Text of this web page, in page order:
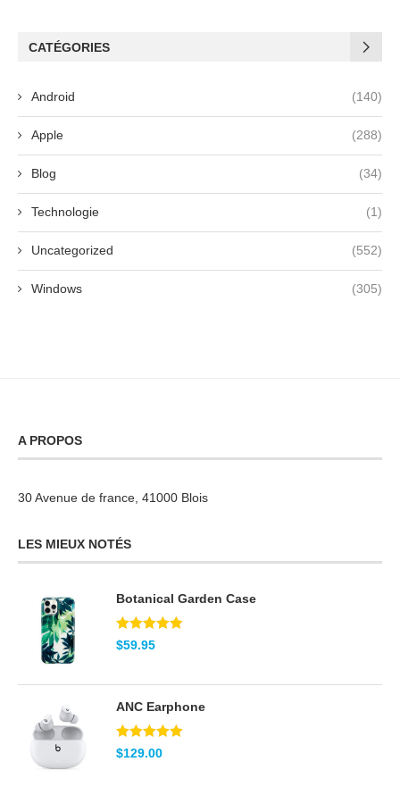
CATÉGORIES
Android (140)
Apple (288)
Blog (34)
Technologie (1)
Uncategorized (552)
Windows (305)
A PROPOS
30 Avenue de france, 41000 Blois
LES MIEUX NOTÉS
Botanical Garden Case
Note5.00
sur 5
$59.95
ANC Earphone
Note5.00
sur 5
$129.00